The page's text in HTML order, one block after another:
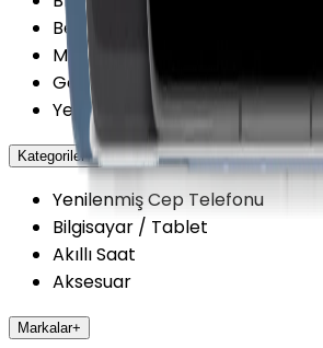
Belgelerimiz
Mağazalarımız
Getmobil Güvenilir Mi?
Yenilenmiş Cihazlarda Güvence
Kategoriler+
Yenilenmiş Cep Telefonu
Bilgisayar / Tablet
Akıllı Saat
Aksesuar
Markalar+